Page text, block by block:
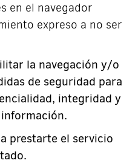
en el navegador
expreso a no ser
la navegación y/o
de seguridad para
integridad y
prestarte el servicio